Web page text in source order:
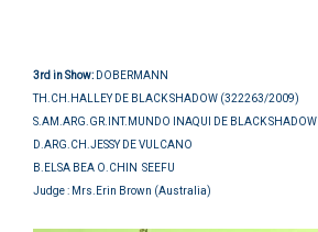
3rd in Show: DOBERMANN
TH.CH.HALLEY DE BLACK SHADOW (322263/2009)
S.AM.ARG.GR.INT.MUNDO INAQUI DE BLACK SHADOW
D.ARG.CH.JESSY DE VULCANO
B.ELSA BEA O.CHIN SEEFU
Judge: Mrs.Erin Brown (Australia)